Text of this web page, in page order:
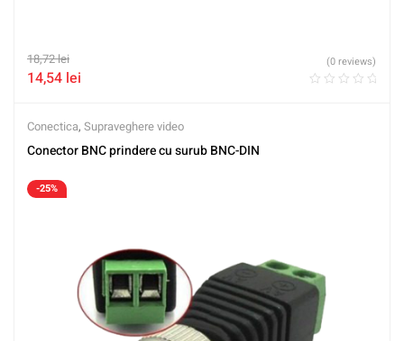
18,72lei
14,54 lei
(0 reviews)
Conectica, Supraveghere video
Conector BNC prindere cu surub BNC-DIN
-25%